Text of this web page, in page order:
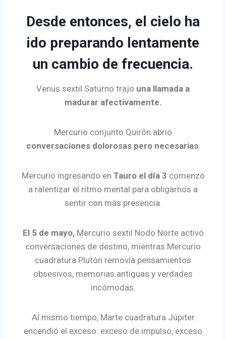
Desde entonces, el cielo ha
ido preparando lentamente
un cambio de frecuencia.
Venus sextil Saturno trajo una llamada a
madurar afectivamente.
Mercurio conjunto Quirón abrió
conversaciones dolorosas pero necesarias.
Mercurio ingresando en Tauro el día 3 comenzó
a ralentizar el ritmo mental para obligarnos a
sentir con más presencia.
El 5 de mayo,Mercurio sextil Nodo Norte activó
conversaciones de destino, mientras Mercurio
cuadratura Plutón removía pensamientos
obsesivos, memorias antiguas y verdades
incómodas.
Al mismo tiempo, Marte cuadratura Júpiter
encendió el exceso: exceso de impulso, exceso